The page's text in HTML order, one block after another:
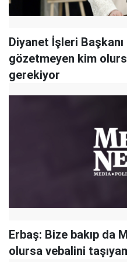
Diyanet İşleri
gözetmeyen kim
gerekiyor
Erbaş: Bize bakıp da
olursa vebalini